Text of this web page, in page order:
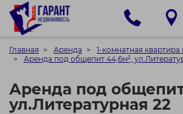
Главная Аренда
1-комнатная
Аренда под общепит 44,6м²,
Аренда под
ул.Литературная 22